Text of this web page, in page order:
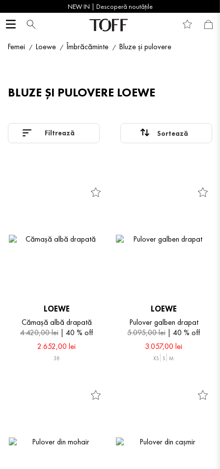
NEW IN | Descoperă noutățile
Femei Loewe Îmbrăcăminte Bluze și pulovere
BLUZE ȘI PULOVERE LOEWE
Filtrează
LOEWE
Cămașă albă drapată
4.420,00lei 40 % off
2.652,00 lei
38
LOEWE
Pulover galben drapat
5.095,00lei 40 % off
3.057,00 lei
XS S M